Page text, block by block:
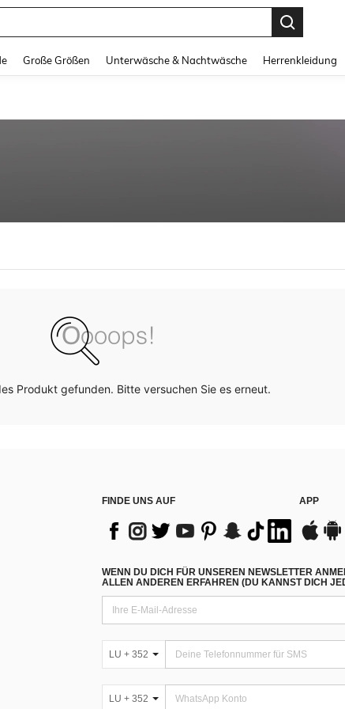
Große Größen Unterwäsche & Nachtwäsche Herrenkleidung
Produkt gefunden. Bitte versuchen Sie es erneut.
FINDE UNS AUF APP
WENN DU DICH FÜR UNSEREN NEWSLETTER
ALLEN ANDEREN ERFAHREN (DU KANNST DICH
LU + 352
LU + 352